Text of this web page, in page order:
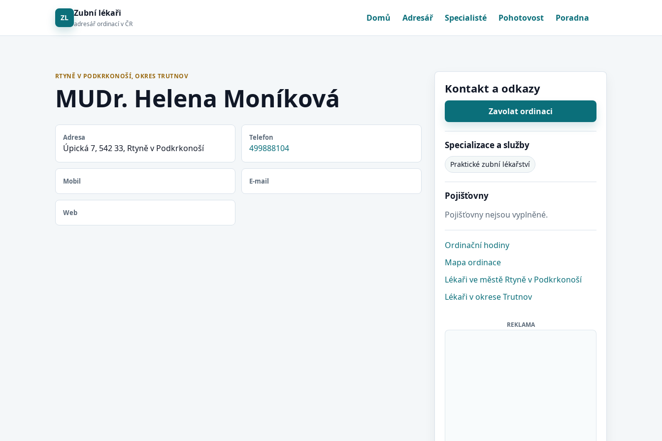
ZL Zubní lékaři
adresář ordinací v ČR
Domů Adresář Specialisté Pohotovost Poradna
RTYNĚ V PODKRKONOŠÍ, OKRES TRUTNOV
MUDr. Helena Moníková
Adresa
Úpická 7, 542 33, Rtyně v Podkrkonoší
Telefon
499888104
Mobil E-mail
Web
Kontakt a odkazy
Zavolat ordinaci
Specializace a služby
Praktické zubní lékařství
Pojišťovny
Pojišťovny nejsou vyplněné.
Ordinační hodiny
Mapa ordinace
Lékaři ve městě Rtyně v Podkrkonoší
Lékaři v okrese Trutnov
REKLAMA